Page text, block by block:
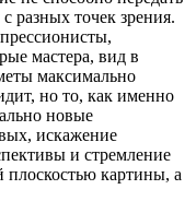
разных точек зрения.
мастера, вид в
максимально
но то, как именно
новые
искажение
и стремление
плоскостью картины, а